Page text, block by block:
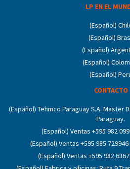
LP EN EL
(Español)
(Español)
(Español)
(Español)
(Español)
CONTACTO
(Español) Tehmco Paraguay S.A. Master
Paraguay.
(Español) Ventas +595 982
(Español) Ventas +595 985
(Español) Ventas +595 982